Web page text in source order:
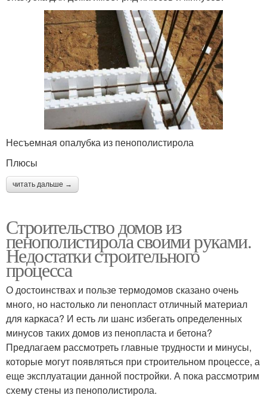
Несъемная опалубка из пенополистирола
Плюсы
читать дальше →
Строительство домов из
пенополистирола своими руками.
Недостатки строительного
процесса
О достоинствах и пользе термодомов сказано очень
много, но настолько ли пенопласт отличный материал
для каркаса? И есть ли шанс избегать определенных
минусов таких домов из пенопласта и бетона?
Предлагаем рассмотреть главные трудности и минусы,
которые могут появляться при строительном процессе, а
еще эксплуатации данной постройки. А пока рассмотрим
схему стены из пенополистирола.